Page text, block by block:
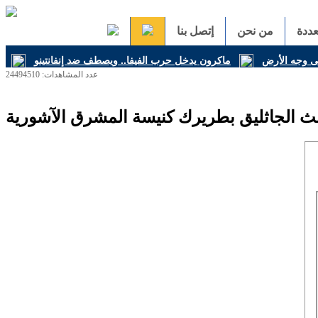
من نحن إتصل بنا
وجه الأرض ماكرون يدخل حرب الفيفا.. ويصطف ضد إنفانتينو
عدد المشاهدات: 24494510
الجاثليق بطريرك كنيسة المشرق الآشورية